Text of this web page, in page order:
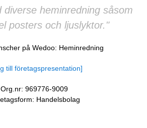
diverse heminredning såsom
posters och ljuslyktor."
på Wedoo: Heminredning
till företagspresentation]
Org.nr: 969776-9009
Handelsbolag